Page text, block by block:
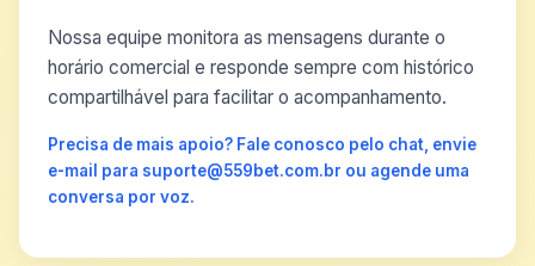
Nossa equipe monitora as mensagens durante o
horário comercial e responde sempre com histórico
compartilhável para facilitar o acompanhamento.
Precisa de mais apoio? Fale conosco pelo chat, envie
e-mail para suporte@559bet.com.br ou agende uma
conversa por voz.